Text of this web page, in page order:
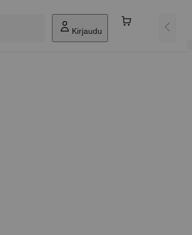
Kirjaudu